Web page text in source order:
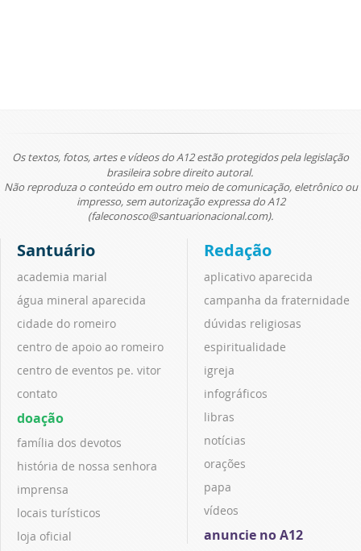
Os textos, fotos, artes e vídeos do A12 estão protegidos pela legislação
brasileira sobre direito autoral.
Não reproduza o conteúdo em outro meio de comunicação, eletrônico ou
impresso, sem autorização expressa do A12
(faleconosco@santuarionacional.com).
Santuário
academia marial
água mineral aparecida
cidade do romeiro
centro de apoio ao romeiro
centro de eventos pe. vitor
contato
doação
família dos devotos
história de nossa senhora
imprensa
locais turísticos
loja oficial
Redação
aplicativo aparecida
campanha da fraternidade
dúvidas religiosas
espiritualidade
igreja
infográficos
libras
notícias
orações
papa
vídeos
anuncie no A12